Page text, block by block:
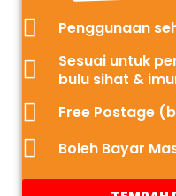
Penggunaan
Sesuai untuk
bulu sihat &
Free Postage
Boleh Bayar